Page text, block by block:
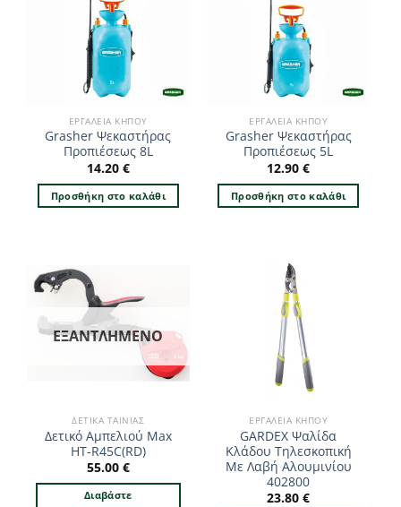
ΕΡΓΑΛΕΊΑ ΚΉΠΟΥ
Grasher Ψεκαστήρας
Προπιέσεως 8L
14.20 €
Προσθήκη στο καλάθι
ΕΡΓΑΛΕΊΑ ΚΉΠΟΥ
Grasher Ψεκαστήρας
Προπιέσεως 5L
12.90€
Προσθήκη στο καλάθι
ΕΞΑΝΤΛΗΜΈΝΟ
ΔΕΤΙΚΆ ΤΑΙΝΊΑΣ
Δετικό Αμπελιού Max
HT-R45C(RD)
55.00 €
Διαβάστε
ΕΡΓΑΛΕΊΑ ΚΉΠΟΥ
GARDEX Ψαλίδα
Κλάδου Τηλεσκοπική
Με Λαβή Αλουμινίου
402800
23.80€